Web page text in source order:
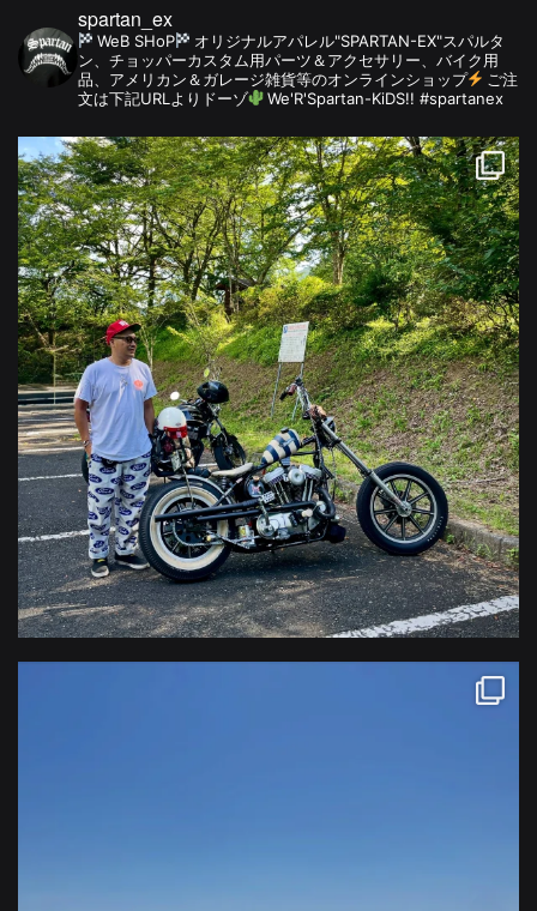
spartan_ex
WeB SHoP
オリジナルアパレル"SPARTAN-EX"スパルタ
ン、チョッパーカスタム用パーツ＆アクセサリー、バイク用
品、アメリカン＆ガレージ雑貨等のオンラインショップ
ご注
文は下記URLよりドーゾ
We'R'Spartan-KiDS!! #spartanex